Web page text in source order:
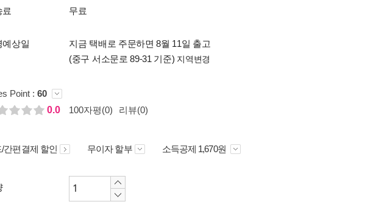
료 무료
예상일
지금 택배로 주문하면 8월 11일 출고
(중구 서소문로 89-31 기준) 지역변경
Point : 60
0.0
100자평(0) 리뷰(0)
/간편결제 할인 무이자 할부 소득공제 1,670원